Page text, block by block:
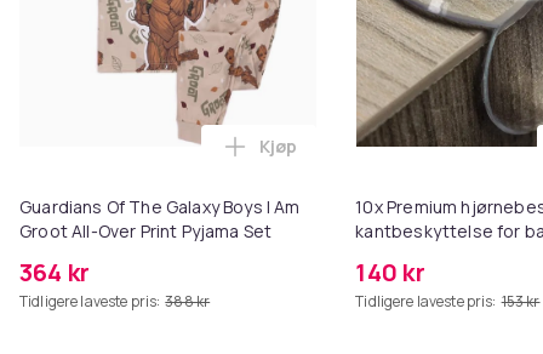
Guardians Of The Galaxy Boys I Am
Groot All-Over Print Pyjama Set
364 kr
Tidligere laveste pris: 388 kr
Legg Guardians Of The Galaxy
Kjøp
10x Premium
kantbeskyttelse for
140 kr
Tidligere laveste pris: 153 kr